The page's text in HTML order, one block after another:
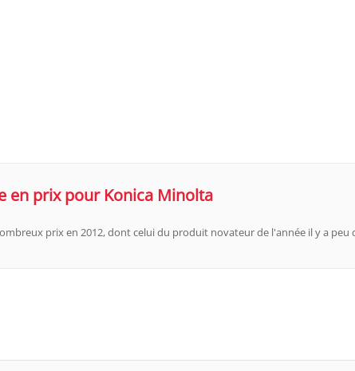
en prix pour Konica Minolta
prix en 2012, dont celui du produit novateur de l'année il y a peu